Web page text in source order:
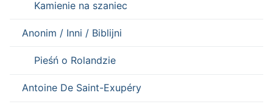
Kamienie na szaniec
Anonim / Inni / Biblijni
Pieśń o Rolandzie
Antoine De Saint-Exupéry